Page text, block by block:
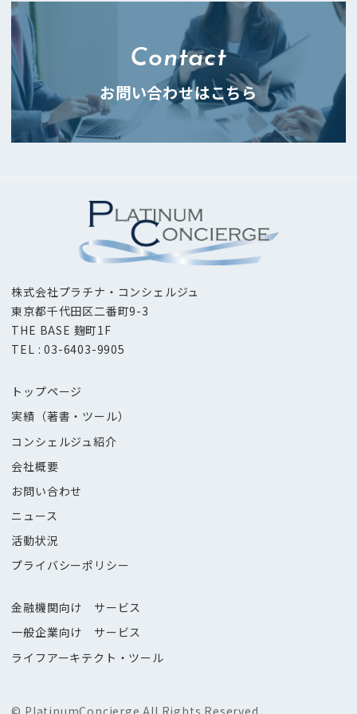
Contact
お問い合わせはこちら
株式会社プラチナ・コンシェルジュ
東京都千代田区二番町9-3
THE BASE 麹町1F
TEL : 03-6403-9905
トップページ
実績（著書・ツール）
コンシェルジュ紹介
会社概要
お問い合わせ
ニュース
活動状況
プライバシーポリシー
金融機関向け サービス
一般企業向け サービス
ライフアーキテクト・ツール
© PlatinumConcierge.All Rights Reserved.